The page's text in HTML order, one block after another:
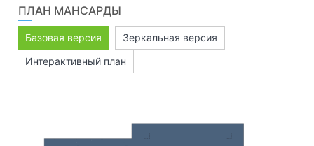
ПЛАН МАНСАРДЫ
Базовая версия
Зеркальная версия
Интерактивный план